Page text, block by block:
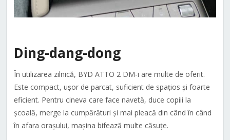
Ding-dang-dong
În utilizarea zilnică, BYD ATTO 2 DM-i are multe de oferit.
Este compact, ușor de parcat, suficient de spațios și foarte
eficient. Pentru cineva care face navetă, duce copiii la
școală, merge la cumpărături și mai pleacă din când în când
în afara orașului, mașina bifează multe căsuțe.